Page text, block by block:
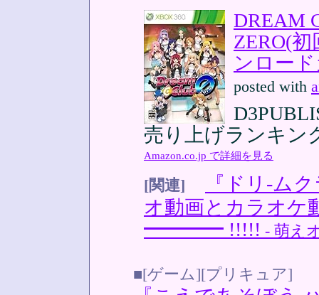
DREAM
ZERO(
ンロー
posted with
売り上げランキン
Amazon.co.jp で詳細を見る
[関連]
『ドリ-ム
オ動画とカラオ
━━━━ !!!!! - 萌え
■[ゲーム][プリキュア]